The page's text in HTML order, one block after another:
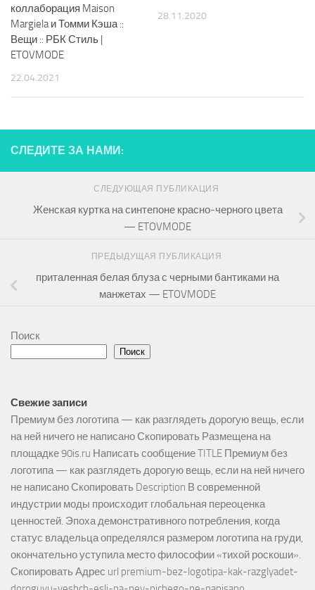
коллаборация Maison
Margiela и Томми Кэша ::
Вещи :: РБК Стиль |
ETOVMODE
22.04.2021
28.11.2020
СЛЕДИТЕ ЗА НАМИ:
СЛЕДУЮЩАЯ ПУБЛИКАЦИЯ
Женская куртка на синтепоне красно-черного цвета
— ETOVMODE
ПРЕДЫДУЩАЯ ПУБЛИКАЦИЯ
приталенная белая блуза с черными бантиками на
манжетах — ETOVMODE
Поиск
Поиск
Свежие записи
Премиум без логотипа — как разглядеть дорогую вещь, если
на ней ничего не написано Скопировать Размещена на
площадке 90is.ru Написать сообщение TITLE Премиум без
логотипа — как разглядеть дорогую вещь, если на ней ничего
не написано Скопировать Description В современной
индустрии моды происходит глобальная переоценка
ценностей. Эпоха демонстративного потребления, когда
статус владельца определялся размером логотипа на груди,
окончательно уступила место философии «тихой роскоши».
Скопировать Адрес url premium-bez-logotipa-kak-razglyadet-